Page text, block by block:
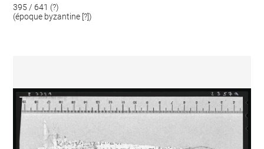
395 / 641 (?)
(époque byzantine [?])